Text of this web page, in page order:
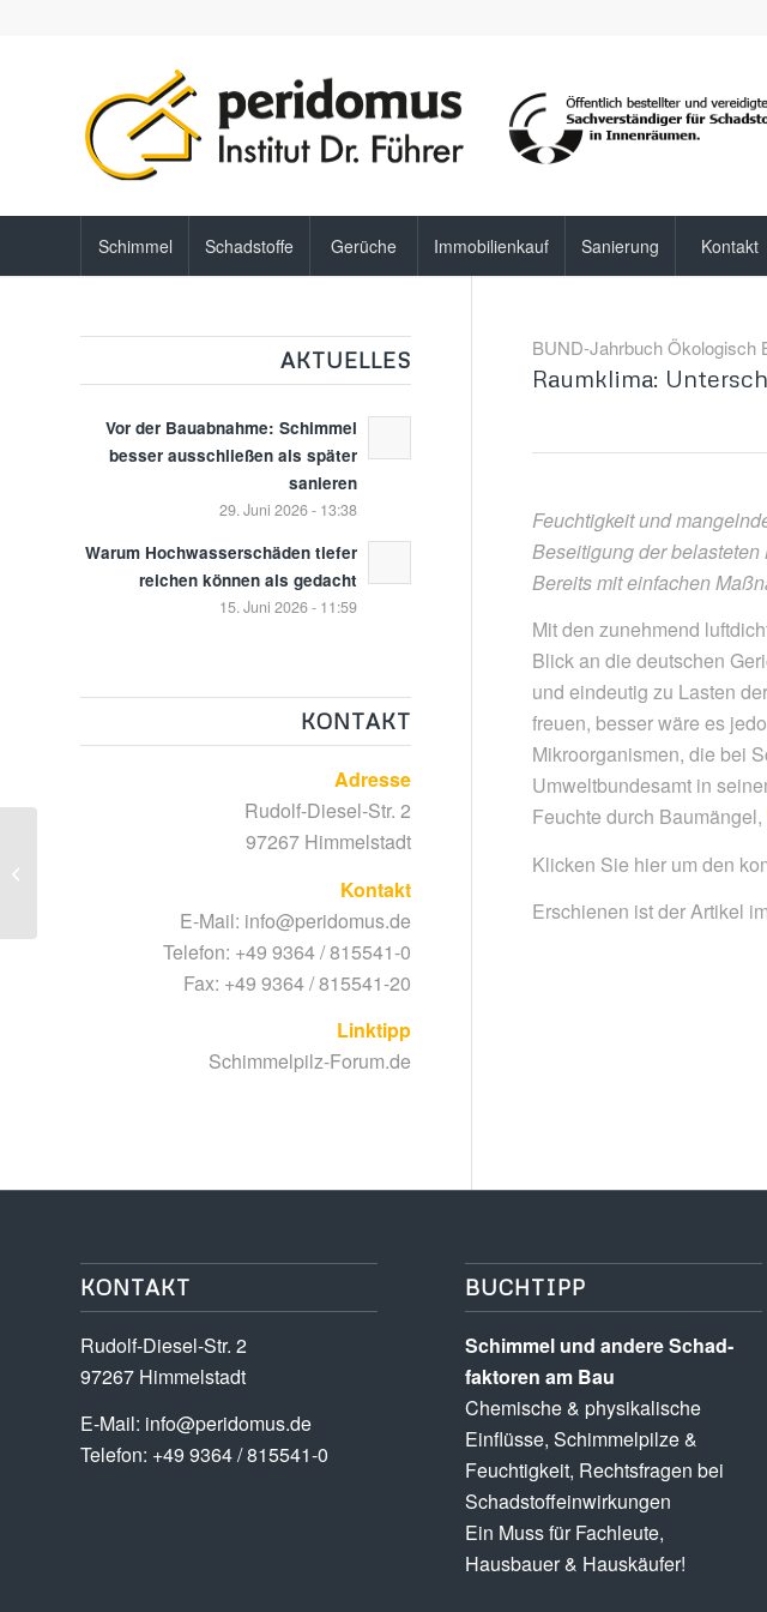
Schimmel Schadstoffe Gerüche Immobilienkauf Sanierung Kontakt
BUND-Jahrbuch Ökologisch
Raumklima:
Feuchtigkeit und
Beseitigung der
Bereits miteinfachen
Mit den zunehmend luftdich
Blick an die deutschen
und eindeutig zu Lasten
freuen, besserwäre es
Mikroorganismen, die bei
Umweltbundesamt in
Feuchte durch Baumängel,
Klicken Sie hier um den
Erschienen ist der Artikel
AKTUELLES
Vor der Bauabnahme: Schimmel
besser ausschließen als später
sanieren
29. Juni 2026 - 13:38
Warum Hochwasserschäden tiefer
reichen können als gedacht
15. Juni 2026 - 11:59
KONTAKT
Adresse
Rudolf-Diesel-Str. 2
97267 Himmelstadt
Kontakt
E-Mail: info@peridomus.de
Telefon: +49 9364 / 815541-0
Fax: +49 9364 / 815541-20
Linktipp
Schimmelpilz-Forum.de
KONTAKT
Rudolf-Diesel-Str. 2
97267 Himmelstadt
E-Mail: info@peridomus.de
Telefon: +49 9364 / 815541-0
BUCHTIPP
Schimmel und andere Schad­­
faktoren am Bau
Chemische & physikalische
Einflüsse, Schimmel­pilze &
Feuchtigkeit, Rechts­fragen bei
Schadstoff­einwirkungen
Ein Muss für Fachleute,
Hausbauer & Hauskäufer!